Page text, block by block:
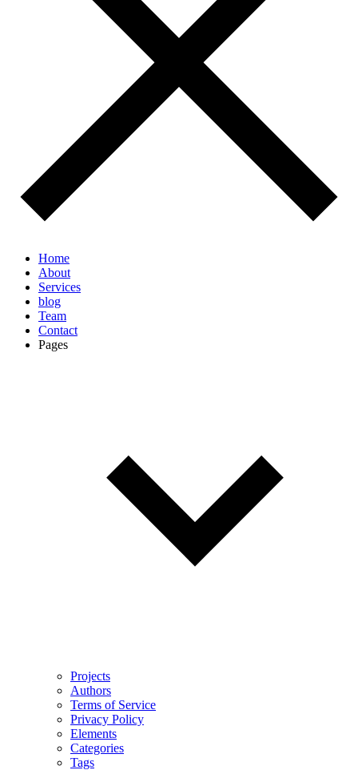
Home
About
Services
blog
Team
Contact
Pages
Projects
Authors
Terms of Service
Privacy Policy
Elements
Categories
Tags